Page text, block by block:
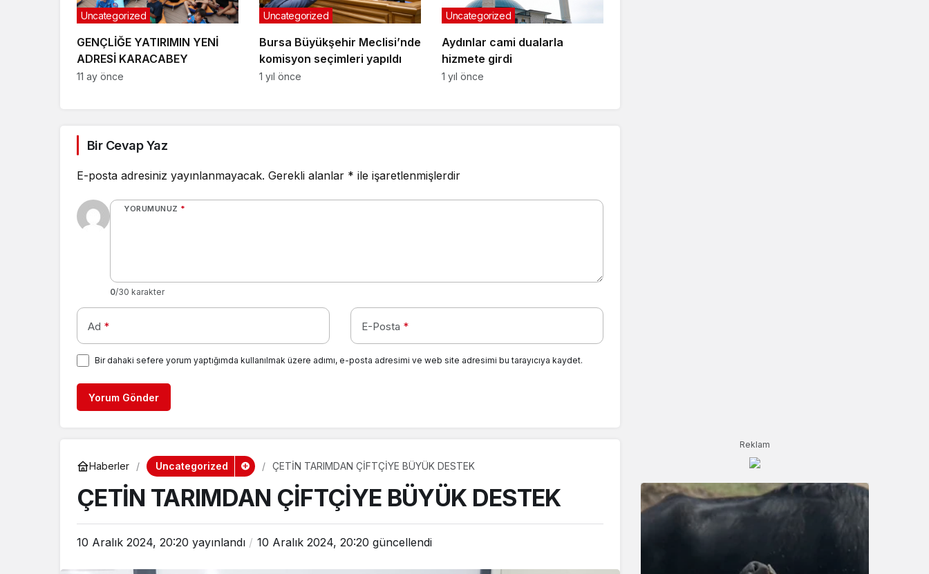
GENÇLİĞE YATIRIMIN YENİ
ADRESİ KARACABEY
Uncategorized
11 ay önce
Bursa Büyükşehir Meclisi’nde
komisyon seçimleri yapıldı
Uncategorized
1 yıl önce
Aydınlar cami dualarla
hizmete girdi
Uncategorized
1 yıl önce
Bir Cevap Yaz
E-posta adresiniz yayınlanmayacak. Gerekli alanlar * ile işaretlenmişlerdir
YORUMUNUZ *
0/30 karakter
Ad * E-Posta *
Bir dahaki sefere yorum yaptığımda kullanılmak üzere adımı, e-posta adresimi ve web site adresimi bu tarayıcıya kaydet.
Yorum Gönder
Haberler Uncategorized ÇETİN TARIMDAN ÇİFTÇİYE BÜYÜK DESTEK
ÇETİN TARIMDAN ÇİFTÇİYE BÜYÜK DESTEK
10 Aralık 2024, 20:20 yayınlandı 10 Aralık 2024, 20:20 güncellendi
Reklam